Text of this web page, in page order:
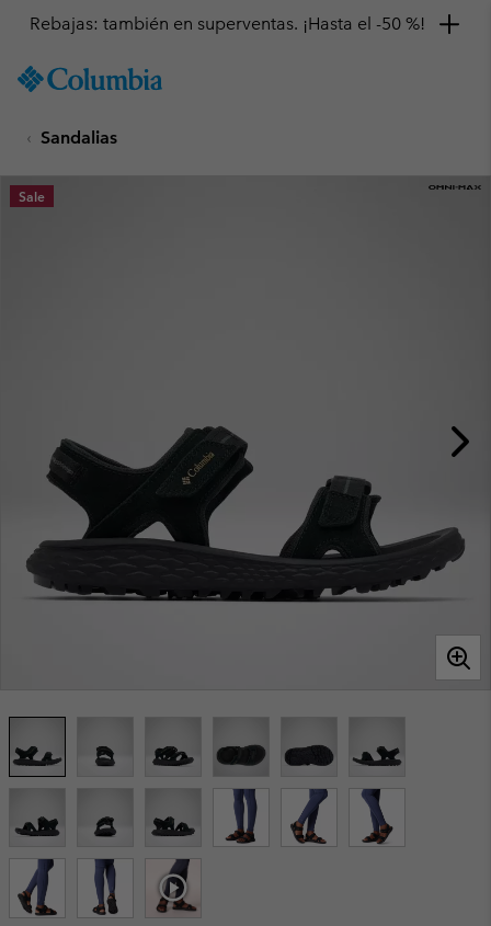
TO
SKIP
MAIN
NAV
Rebajas: también en superventas. ¡Hasta el -50 %!
Sandalias
Sale